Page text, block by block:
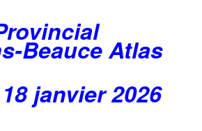
Beauce Atlas
janvier 2026